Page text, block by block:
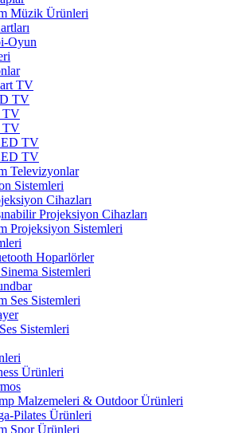
Müzik Ürünleri
Oyun
TV
TV
TV
TV
TV
TV
Televizyonlar
Sistemleri
Cihazları
Projeksiyon Cihazları
Projeksiyon Sistemleri
Hoparlörler
Sistemleri
Ses Sistemleri
Sistemleri
Ürünleri
Malzemeleri & Outdoor Ürünleri
Pilates Ürünleri
Spor Ürünleri